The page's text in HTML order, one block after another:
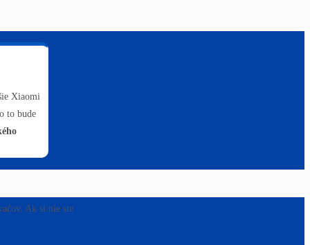
Xiaomi
to bude
Ak si nie ste